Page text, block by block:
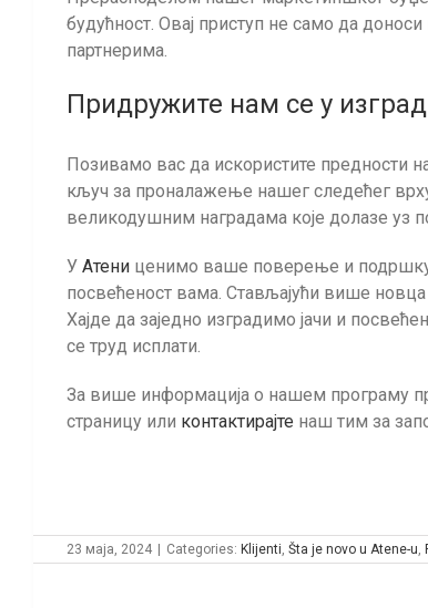
будућност. Овај приступ не само да
партнерима.
Придружите нам се у
Позивамо вас да искористите предности
кључ за проналажење нашег следећег
великодушним наградама које долазе уз
У Атени ценимо ваше поверење и
посвећеност вама. Стављајући више новца
Хајде да заједно изградимо јачи и
се труд исплати.
За више информација о нашем програму
страницу или контактирајте наш тим за
23 маја, 2024 Categories: Klijenti, Šta je novo u Atene-u,